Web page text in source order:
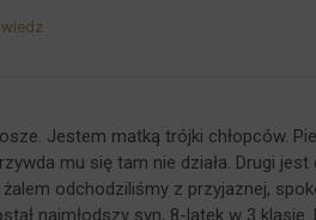
Jestem matką trójki chłopców.
mu się tam nie działa. Drugi
odchodziliśmy z przyjaznej,
najmłodszy syn, 8-latek w 3 klasie.